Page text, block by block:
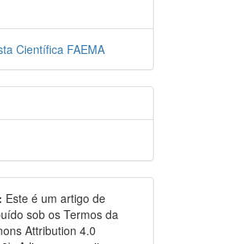
Científica FAEMA
Este é um artigo de
sob os Termos da
Attribution 4.0